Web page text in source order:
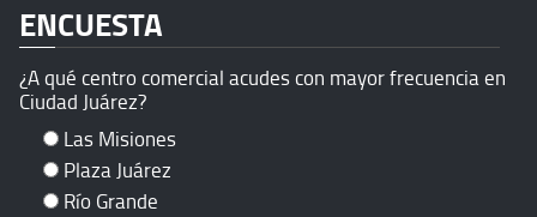
ENCUESTA
¿A qué centro comercial acudes con mayor frecuencia en
Ciudad Juárez?
Las Misiones
Plaza Juárez
Río Grande